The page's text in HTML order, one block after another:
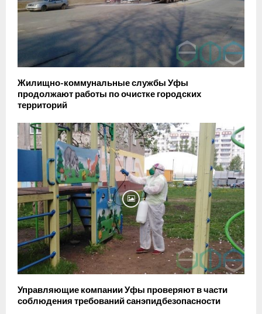
Жилищно-коммунальные службы Уфы
продолжают работы по очистке городских
территорий
Управляющие компании Уфы проверяют в части
соблюдения требований санэпидбезопасности